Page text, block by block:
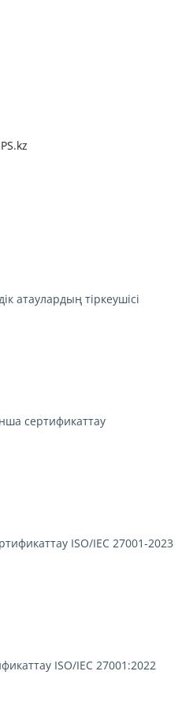
атаулардың тіркеушісі
сертификаттау
ISO/IEC 27001-2023
ISO/IEC 27001:2022